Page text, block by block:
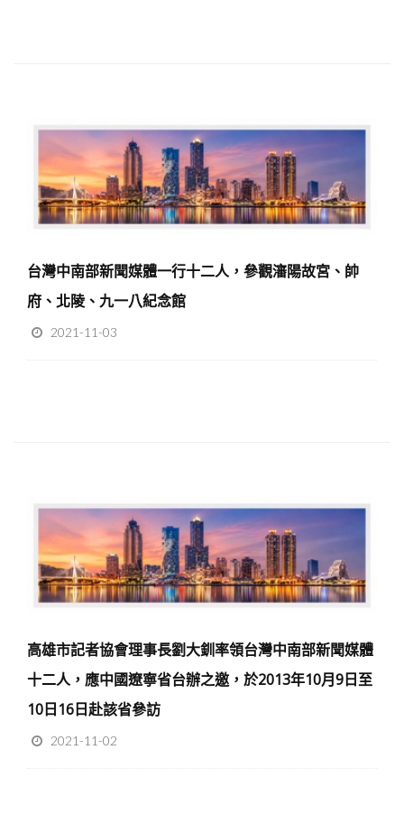
台灣中南部新聞媒體一行十二人，參觀瀋陽故宮、帥
府、北陵、九一八紀念館
2021-11-03
高雄市記者協會理事長劉大釧率領台灣中南部新聞媒體
十二人，應中國遼寧省台辦之邀，於2013年10月9日至
10日16日赴該省參訪
2021-11-02